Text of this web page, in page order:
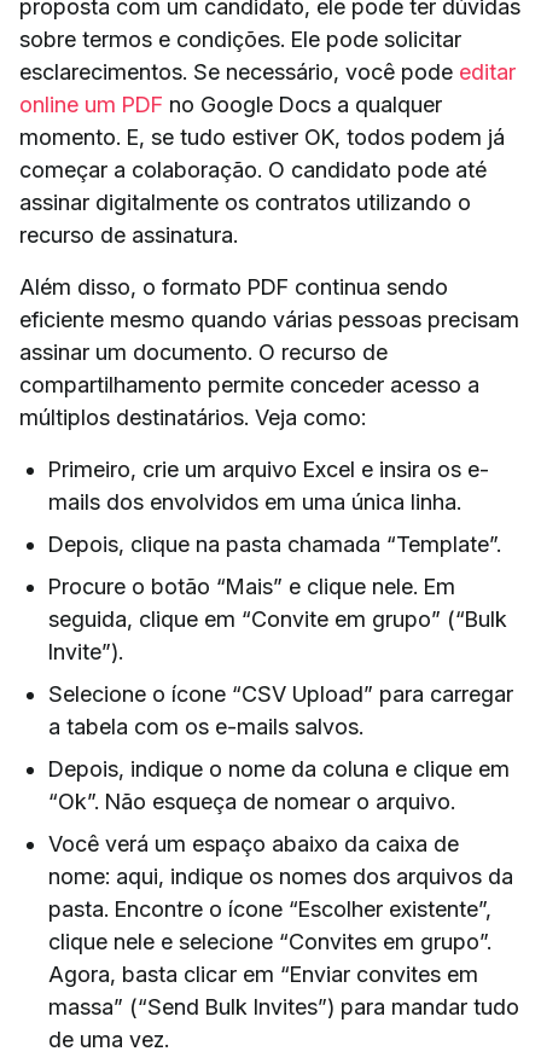
proposta com um candidato, ele pode ter dúvidas
sobre termos e condições. Ele pode solicitar
esclarecimentos. Se necessário, você pode editar
online um PDF no Google Docs a qualquer
momento. E, se tudo estiver OK, todos podem já
começar a colaboração. O candidato pode até
assinar digitalmente os contratos utilizando o
recurso de assinatura.
Além disso, o formato PDF continua sendo
eficiente mesmo quando várias pessoas precisam
assinar um documento. O recurso de
compartilhamento permite conceder acesso a
múltiplos destinatários. Veja como:
Primeiro, crie um arquivo Excel e insira os e-
mails dos envolvidos em uma única linha.
Depois, clique na pasta chamada “Template”.
Procure o botão “Mais” e clique nele. Em
seguida, clique em “Convite em grupo” (“Bulk
Invite”).
Selecione o ícone “CSV Upload” para carregar
a tabela com os e-mails salvos.
Depois, indique o nome da coluna e clique em
“Ok”. Não esqueça de nomear o arquivo.
Você verá um espaço abaixo da caixa de
nome: aqui, indique os nomes dos arquivos da
pasta. Encontre o ícone “Escolher existente”,
clique nele e selecione “Convites em grupo”.
Agora, basta clicar em “Enviar convites em
massa” (“Send Bulk Invites”) para mandar tudo
de uma vez.